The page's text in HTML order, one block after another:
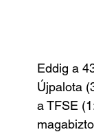
Eddig a
Újpalota
a TFSE